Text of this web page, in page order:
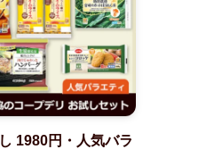
1980円・人気バラ